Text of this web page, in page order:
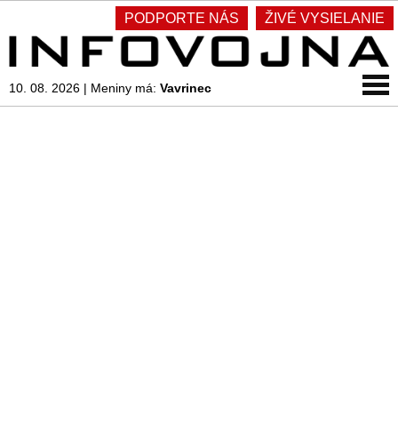
PODPORTE NÁS ŽIVÉ VYSIELANIE
10. 08. 2026 | Meniny má: Vavrinec